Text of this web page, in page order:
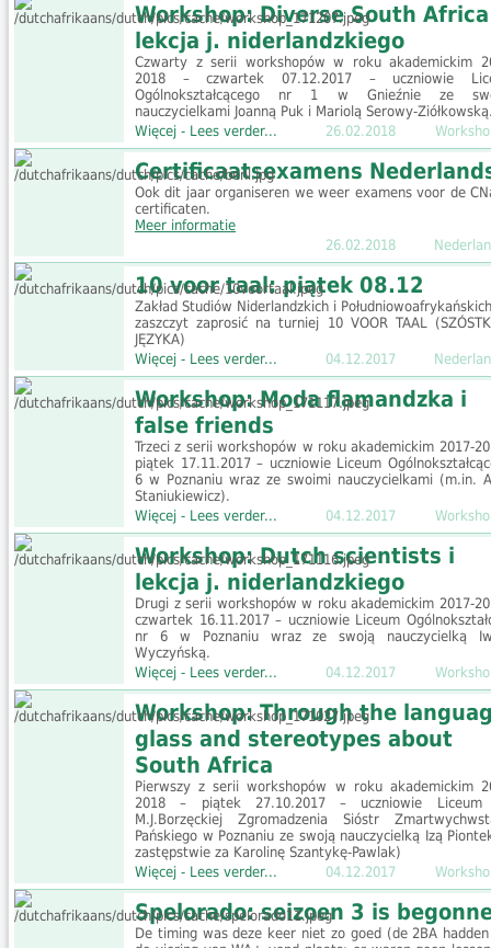
Workshop: Diverse South
lekcja j. niderlandzkiego
Czwarty z serii workshopów w roku akademickim
2018 – czwartek 07.12.2017 – uczniowie
Ogólnokształcącego nr 1 w Gnieźnie ze
nauczycielkami Joanną Puk i Mariolą Serowy-
Więcej - Lees verder...
26.02.2018
Certificaatsexamens
Ook dit jaar organiseren we weer examens voor de
certificaten.
Meer informatie
26.02.2018
10 voor taal: piątek 08.12
Zakład Studiów Niderlandzkich i
zaszczyt zaprosić na turniej 10 VOOR TAAL
JĘZYKA)
Więcej - Lees verder...
04.12.2017
Workshop: Moda flamandzka i
false friends
Trzeci z serii workshopów w roku akademickim 2017-
piątek 17.11.2017 – uczniowie Liceum
6 w Poznaniu wraz ze swoimi nauczycielkami (m.in.
Staniukiewicz).
Więcej - Lees verder...
04.12.2017
Workshop: Dutch scientists i
lekcja j. niderlandzkiego
Drugi z serii workshopów w roku akademickim 2017-
czwartek 16.11.2017 – uczniowie Liceum
nr 6 w Poznaniu wraz ze swoją nauczycielką
Wyczyńską.
Więcej - Lees verder...
04.12.2017
Workshop: Through the
glass and stereotypes about
South Africa
Pierwszy z serii workshopów w roku akademickim
2018 – piątek 27.10.2017 – uczniowie
M.J.Borzęckiej Zgromadzenia Sióstr
Pańskiego w Poznaniu ze swoją nauczycielką Izą
zastępstwie za Karolinę Szantykę-Pawlak)
Więcej - Lees verder...
04.12.2017
Spelorado: seizoen 3 is
De timing was deze keer niet zo goed (de 2BA